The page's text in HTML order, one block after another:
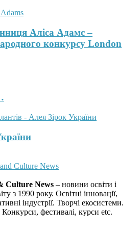
Аліса Адамс –
конкурсу London
Culture News – новини освіти і
з 1990 року. Освітні інновації,
індустрії. Творчі екосистеми.
фестивалі, курси etc.